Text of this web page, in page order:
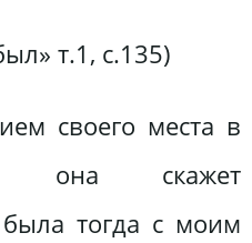
т.1, с.135)
своего места в
она скажет
тогда с моим